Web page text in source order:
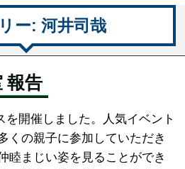
ー: 河井司哉
報告
を開催しました。人気イベント
くの親子に参加していただき
睦まじい姿を見ることができ